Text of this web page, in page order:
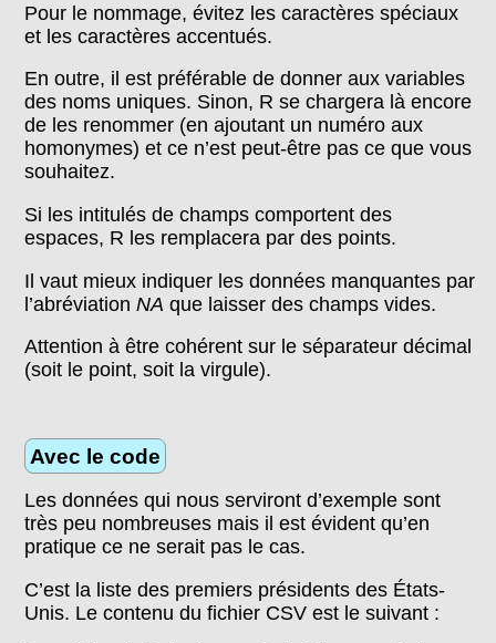
Pour le nommage, évitez les caractères spéciaux
et les caractères accentués.
En outre, il est préférable de donner aux variables
des noms uniques. Sinon, R se chargera là encore
de les renommer (en ajoutant un numéro aux
homonymes) et ce n’est peut-être pas ce que vous
souhaitez.
Si les intitulés de champs comportent des
espaces, R les remplacera par des points.
Il vaut mieux indiquer les données manquantes par
l’abréviationNA que laisser des champs vides.
Attention à être cohérent sur le séparateur décimal
(soit le point, soit la virgule).
Avec le code
Les données qui nous serviront d’exemple sont
très peu nombreuses mais il est évident qu’en
pratique ce ne serait pas le cas.
C’est la liste des premiers présidents des États-
Unis. Le contenu du fichier CSV est le suivant :